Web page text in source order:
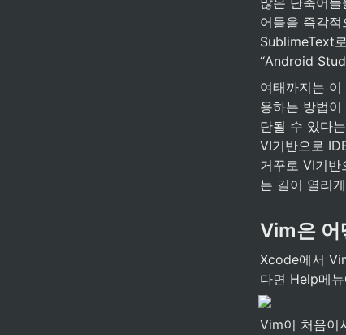
어들을 즉각
SublimeText
“Android
여태까지는
용하는 방법
단될 수 있다
VI기반으로
거꾸로 VI기
는 길이 열리
Vim은 어
Xcode에서
다면 Help메
Vim이 처음이